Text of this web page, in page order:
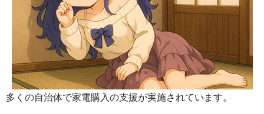
多くの自治体で家電購入の支援が実施されています。